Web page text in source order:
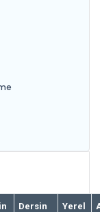
Dersin
Yerel